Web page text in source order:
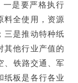
一是要严格执行
料全使用，资源
三是推动特种纸
其他行业产值的
、铁路交通、军
纸板是各行各业